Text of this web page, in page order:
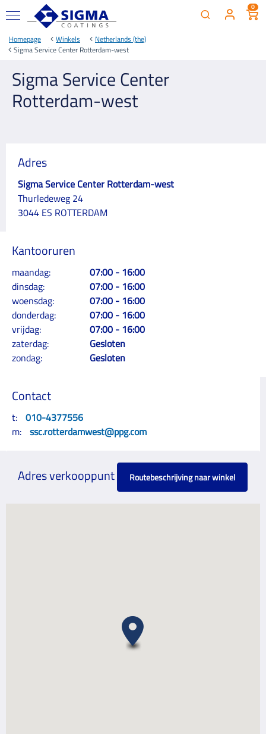
0
Homepage Winkels
Netherlands (the)
Sigma Service Center Rotterdam-west
Sigma Service Center
Rotterdam-west
Adres
Sigma Service Center Rotterdam-west
Thurledeweg 24
3044 ES ROTTERDAM
Kantooruren
maandag:
07:00 - 16:00
dinsdag:
07:00 - 16:00
woensdag:
07:00 - 16:00
donderdag:
07:00 - 16:00
vrijdag:
07:00 - 16:00
zaterdag:
Gesloten
zondag:
Gesloten
Contact
t: 010-4377556
m: ssc.rotterdamwest@ppg.com
Adres verkooppunt Routebeschrijving naar winkel